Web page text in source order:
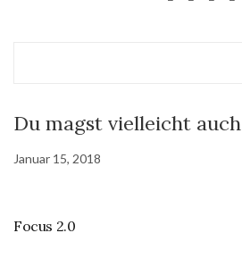
Du magst vielleicht auch
Januar 15, 2018
Focus 2.0